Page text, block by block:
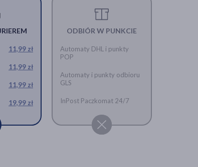
11,99 zł
11,99 zł
11,99 zł
19,99 zł
ODBIÓR W PUNKCIE
Automaty DHL i punkty
POP
Automaty i punkty odbioru
GLS
InPost Paczkomat 24/7